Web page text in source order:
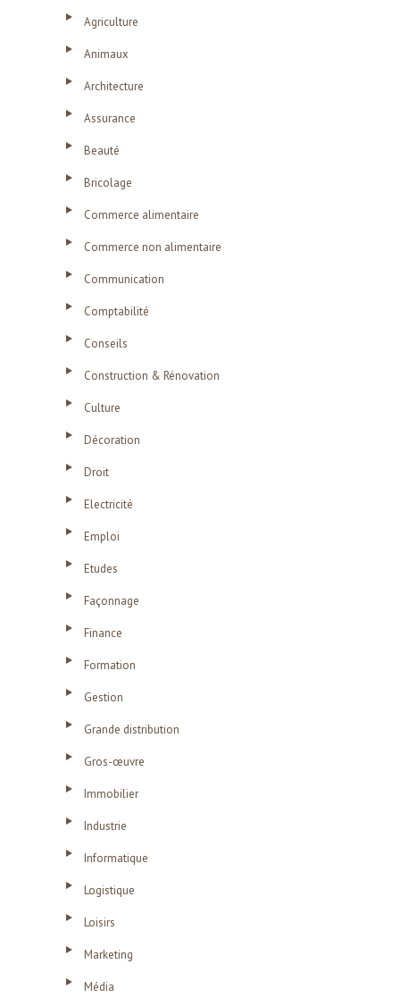
Agriculture
Animaux
Architecture
Assurance
Beauté
Bricolage
Commerce alimentaire
Commerce non alimentaire
Communication
Comptabilité
Conseils
Construction & Rénovation
Culture
Décoration
Droit
Electricité
Emploi
Etudes
Façonnage
Finance
Formation
Gestion
Grande distribution
Gros-œuvre
Immobilier
Industrie
Informatique
Logistique
Loisirs
Marketing
Média